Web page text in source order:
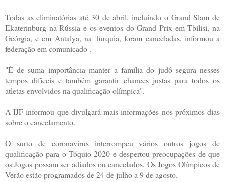
Todas as eliminatórias até 30 de abril, incluindo o Grand Slam de
Ekaterinburg na Rússia e os eventos do Grand Prix em Tbilisi, na
Geórgia, e em Antalya, na Turquia, foram canceladas, informou a
federação em comunicado .
"É de suma importância manter a família do judô segura nesses
tempos difíceis e também garantir chances justas para todos os
atletas envolvidos na qualificação olímpica".
A IJF informou que divulgará mais informações nos próximos dias
sobre o cancelamento.
O surto de coronavírus interrompeu vários outros jogos de
qualificação para o Tóquio 2020 e despertou preocupações de que
os Jogos possam ser adiados ou cancelados. Os Jogos Olímpicos de
Verão estão programados de 24 de julho a 9 de agosto.